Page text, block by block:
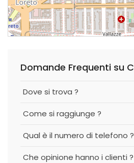
Dove si trova ?
Come si raggiunge ?
Qual è il numero di telefono ?
Che opinione hanno i clienti ?